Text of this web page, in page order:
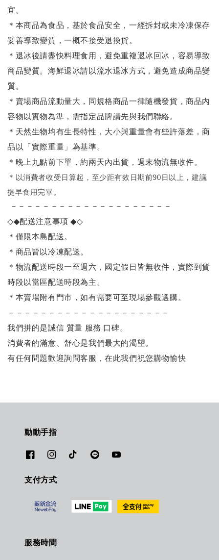
宜。
＊本商品為食品，基於食品安全，一經拆封或未冷凍保存
妥善導致變質，一概不接受退換貨。
＊退冰後請盡快料理食用，避免重複退冰回冰，容易導致
商品變質。海鮮退冰請以流水退冰方式，避免造成商品變
質。
＊賣場商品流動量大，同規格商品一律隨機發貨，商品內
容物以實物為準，需指定品牌請先與我們聯絡。
＊天然生物均有生長特性，大小與重量會有些許落差，商
品以「實際重量」為基準。
＊晚上九點前下單，約兩天內出貨，週末物流無收件。
＊ 以消費者收受日算起，至少距有效日期前90日以上，建議
提早食用完畢。
－－－－－－－－－－－－－－－－－－－－
◇◆配送注意事項◆◇
＊僅限本島配送。
＊商品皆以冷凍配送。
＊物流配送時段一至週六，國定假日皆無收件，實際到貨
時段以當區配送時段為主。
＊本賣場附有門市，如有需要可至現場參觀選購。
－－－－－－－－－－－－－－－－－－－－
我們拼的是誠信 質量 服務 口碑。
消費者的滿意、舒心是我們最大的渴望。
有任何問題歡迎詢問客服，在此我們祝您購物愉快
動動手指
支付方式
服務時間